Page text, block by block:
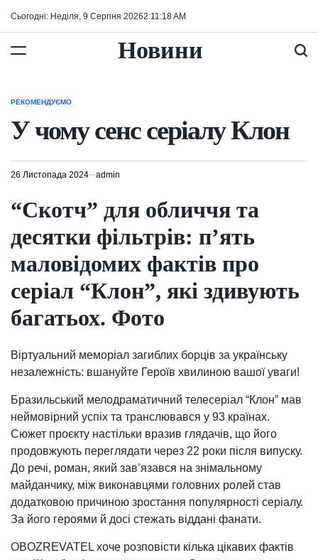
Сьогодні: Неділя, 9 Серпня 20262:11 :19AM
Новини
ОПУБЛІКУВАТИ
РЕКОМЕНДУЄМО
У чому сенс серіалу Клон
26 Листопада 2024 admin
“Скотч” для обличчя та
десятки фільтрів: п’ять
маловідомих фактів про
серіал “Клон”, які здивують
багатьох. Фото
Віртуальний меморіал загиблих борців за українську
незалежність: вшануйте Героїв хвилиною вашої уваги!
Бразильський мелодраматичний телесеріал “Клон” мав
неймовірний успіх та транслювався у 93 країнах.
Сюжет проєкту настільки вразив глядачів, що його
продовжують переглядати через 22 роки після випуску.
До речі, роман, який зав’язався на знімальному
майданчику, між виконавцями головних ролей став
додатковою причиною зростання популярності серіалу.
За його героями й досі стежать віддані фанати.
OBOZREVATEL хоче розповісти кілька цікавих фактів